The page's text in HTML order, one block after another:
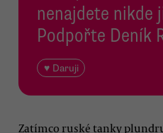
nenajdete nikde
Podpořte Deník
♥ Daruji
Zatímco ruské tanky